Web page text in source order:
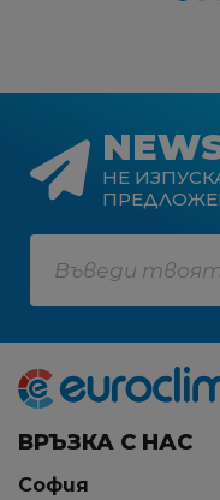
НЕ
ВРЪЗКА С НАС
София